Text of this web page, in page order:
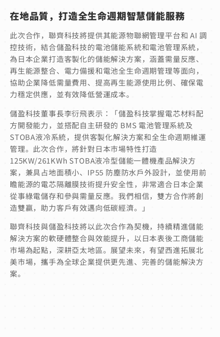
在地品質，打造全生命週期智慧儲能服務
此次合作，聯齊科技將提供其能源物聯網管理平台和 AI 調
控技術，結合儲盈科技的電池儲能系統和電池管理系統，
為日本企業打造客製化的儲能解決方案，涵蓋需量反應、
再生能源整合、電力備援和電池全生命週期管理等面向，
協助企業降低需量費用、提高再生能源使用比例、確保電
力穩定供應，並有效降低營運成本。
儲盈科技董事長李衍飛表示：「儲盈科技掌握電芯材料配
方開發能力，並搭配自主研發的 BMS 電池管理系統及
STOBA液冷系統，提供客製化解決方案和全生命週期維運
管理。此次合作，將針對日本市場特性打造
125KW/261KWh STOBA液冷型儲能一體機產品解決方
案，兼具占地面積小、IP55 防塵防水戶外設計，並使用前
瞻能源的電芯隔離膜技術提升安全性，非常適合日本企業
從事綠電儲存和參與需量反應。我們相信，雙方合作將創
造雙贏，助力客戶有效邁向低碳經濟。」
聯齊科技與儲盈科技將以此次合作為契機，持續精進儲能
解決方案的軟硬體整合與效能提升，以日本表後工商儲能
市場為起點，深耕亞太地區。展望未來，有望西進拓展北
美市場，攜手為全球企業提供更先進、完善的儲能解決方
案。